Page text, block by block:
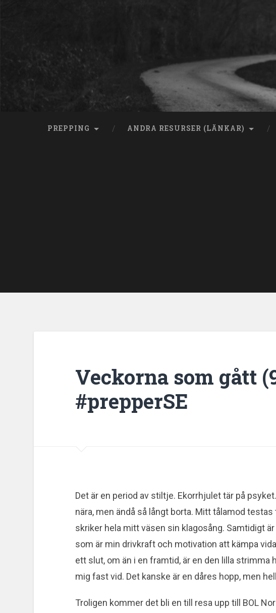
PREPPING ANDRA RESURSER (LÄNKAR)
Veckorna som gått
#prepperSE
Det är en period av stiltje. Ekorrhjulet tär på
nära, men ändå så långt borta. Mitt tålamod
skriker hela mitt väsen sin klagosång. Samtidigt
som är min drivkraft och motivation att kämpa
ett slut, om än i en framtid, är en den lilla strimma
mig fast vid. Det kanske är en dåres hopp, men
Troligen kommer det bli en till resa upp till BOL